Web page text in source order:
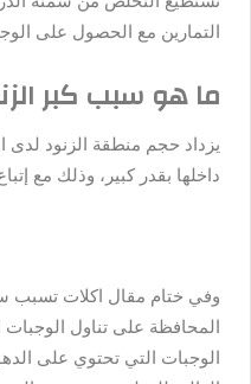
التمارين مع الحصول على
ما هو سبب كبر
يزداد حجم منطقة الزنود
داخلها بقدر كبير، وذلك مع
وفي ختام مقال اكلات تسبب
المحافظة على تناول الوجبات
الوجبات التي تحتوي على